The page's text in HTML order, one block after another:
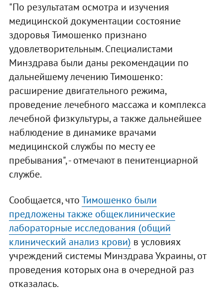
"По результатам осмотра и изучения
медицинской документации состояние
здоровья Тимошенко признано
удовлетворительным. Специалистами
Минздрава были даны рекомендации по
дальнейшему лечению Тимошенко:
расширение двигательного режима,
проведение лечебного массажа и комплекса
лечебной физкультуры, а также дальнейшее
наблюдение в динамике врачами
медицинской службы по месту ее
пребывания", - отмечают в пенитенциарной
службе.
Сообщается, чтоТимошенко были
предложены также общеклинические
лабораторные исследования (общий
клинический анализ крови) в условиях
учреждений системы Минздрава Украины, от
проведения которых она в очередной раз
отказалась.